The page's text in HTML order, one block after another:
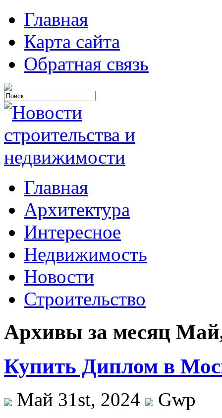
Главная
Карта сайта
Обратная связь
Главная
Архитектура
Интересное
Недвижимость
Новости
Строительство
Архивы за месяц
Купить Диплом в
Май 31st, 2024
Gwp